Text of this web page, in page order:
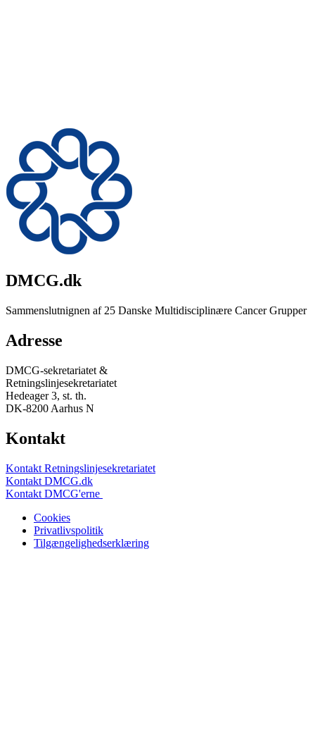
DMCG.dk
Sammenslutnignen af 25 Danske Multidisciplinære Cancer Grupper
Adresse
DMCG-sekretariatet &
Retningslinjesekretariatet
Hedeager 3, st. th.
DK-8200 Aarhus N
Kontakt
Kontakt Retningslinjesekretariatet
Kontakt DMCG.dk
Kontakt DMCG'erne
Cookies
Privatlivspolitik
Tilgængelighedserklæring